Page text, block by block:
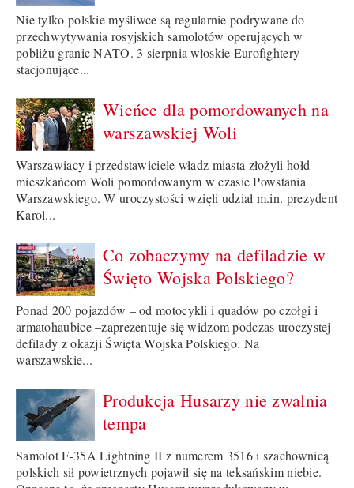
Nie tylko polskie myśliwce są regularnie podrywane do
przechwytywania rosyjskich samolotów operujących w
pobliżu granic NATO. 3 sierpnia włoskie Eurofightery
stacjonujące...
Wieńce dla pomordowanych na
warszawskiej Woli
Warszawiacy i przedstawiciele władz miasta złożyli hołd
mieszkańcom Woli pomordowanym w czasie Powstania
Warszawskiego. W uroczystości wzięli udział m.in. prezydent
Karol...
Co zobaczymy na defiladzie w
Święto Wojska Polskiego?
Ponad 200 pojazdów – od motocykli i quadów po czołgi i
armatohaubice –zaprezentuje się widzom podczas uroczystej
defilady z okazji Święta Wojska Polskiego. Na
warszawskie...
Produkcja Husarzy nie zwalnia
tempa
Samolot F-35A Lightning II z numerem 3516 i szachownicą
polskich sił powietrznych pojawił się na teksańskim niebie.